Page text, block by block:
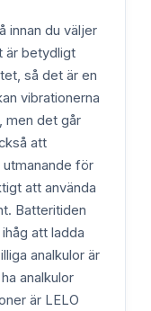
innan du väljer
är betydligt
så det är en
vibrationerna
men det går
att
utmanande för
att använda
Batteritiden
att ladda
analkulor är
analkulor
är LELO